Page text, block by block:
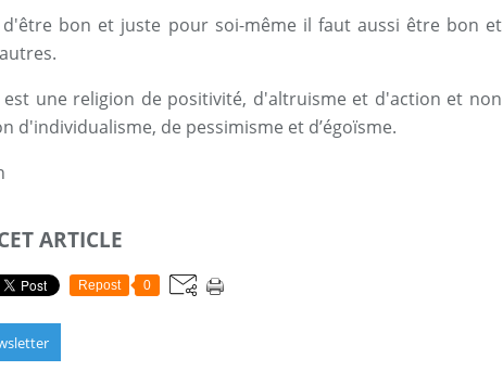
bon et juste pour soi-même il faut aussi être bon et
une religion de positivité, d'altruisme et d'action et non
d'individualisme, de pessimisme et d’égoïsme.
ARTICLE
Repost 0